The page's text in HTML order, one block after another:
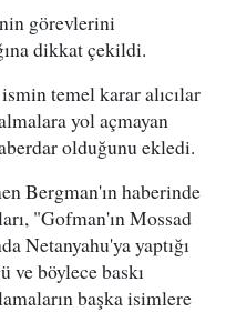
görevlerini
dikkat çekildi.
temel karar alıcılar
yol açmayan
olduğunu ekledi.
Bergman'ın haberinde
"Gofman'ın Mossad
Netanyahu'ya yaptığı
ve böylece baskı
başka isimlere